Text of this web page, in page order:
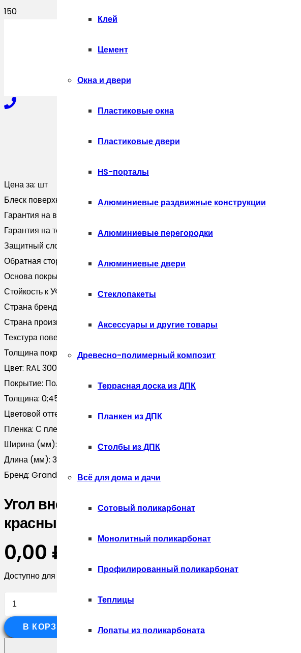
+7-910-327-77-88
Клей
Цемент
Окна и двери
Пластиковые окна
Пластиковые двери
HS-порталы
Алюминиевые раздвижные конструкции
Алюминиевые перегородки
Алюминиевые двери
Стеклопакеты
Аксессуары и другие товары
Древесно-полимерный композит
Террасная доска из ДПК
Планкен из ДПК
Столбы из ДПК
Всё для дома и дачи
Сотовый поликарбонат
Монолитный поликарбонат
Профилированный поликарбонат
Теплицы
Лопаты из поликарбоната
Цена за: шт
Блеск поверхности:
Глянцевая
Гарантия на внешний вид:
Гарантия на технические хара:10 лет
Защитный слой, г/м2:
Обратная сторона:
Эпоксидная серая
Основа покрытия:
Стойкость к УФ:
Нет данных
Страна бренда:
Страна производитель: Россия
Текстура поверхности:
Толщина покрытия, мкм:25
Цвет: RAL 3003
Покрытие: Полиэстер
Толщина: 0;45
Цветовой оттенок:
Красный
Пленка: С пленкой
Ширина (мм):
Длина (мм): 3000
Бренд: Grand Line
Угол внешний асимметричный
красный (3м)
0,00 ₽
Доступно для предзаказа
Количество
товара
Угол
В КОРЗИНУ